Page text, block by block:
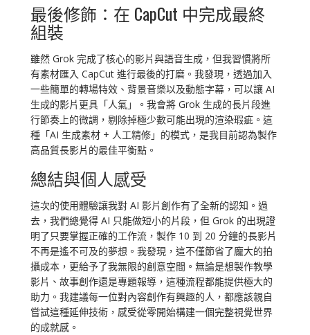
最後修飾：在 CapCut 中完成最終
組裝
雖然 Grok 完成了核心的影片與語音生成，但我習慣將所
有素材匯入 CapCut 進行最後的打磨。我發現，透過加入
一些簡單的轉場特效、背景音樂以及動態字幕，可以讓 AI
生成的影片更具「人氣」。我會將 Grok 生成的長片段進
行節奏上的微調，剔除掉極少數可能出現的渲染瑕疵。這
種「AI 生成素材 + 人工精修」的模式，是我目前認為製作
高品質長影片的最佳平衡點。
總結與個人感受
這次的使用體驗讓我對 AI 影片創作有了全新的認知。過
去，我們總覺得 AI 只能做短小的片段，但 Grok 的出現證
明了只要掌握正確的工作流，製作 10 到 20 分鐘的長影片
不再是遙不可及的夢想。我發現，這不僅節省了龐大的拍
攝成本，更給予了我無限的創意空間。無論是想製作教學
影片、故事創作還是專題報導，這種流程都能提供極大的
助力。我建議每一位對內容創作有興趣的人，都應該親自
嘗試這種延伸技術，感受從零開始構建一個完整視覺世界
的成就感。